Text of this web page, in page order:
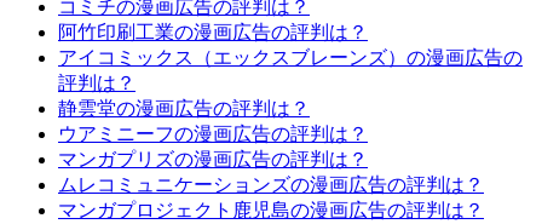
コミチの漫画広告の評判は？
阿竹印刷工業の漫画広告の評判は？
アイコミックス（エックスブレーンズ）の漫画広告の
評判は？
静雲堂の漫画広告の評判は？
ウアミニーフの漫画広告の評判は？
マンガプリズの漫画広告の評判は？
ムレコミュニケーションズの漫画広告の評判は？
マンガプロジェクト鹿児島の漫画広告の評判は？